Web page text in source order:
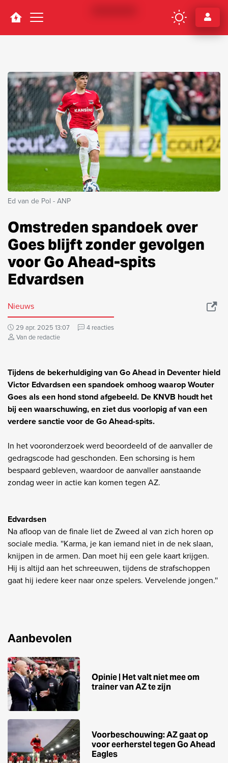
Navigation
Ed van de Pol - ANP
Omstreden spandoek over
Goes blijft zonder gevolgen
voor Go Ahead-spits
Edvardsen
Nieuws
29 apr. 2025 13:07
4 reacties
Van de redactie
Tijdens de bekerhuldiging van Go Ahead in Deventer hield
Victor Edvardsen een spandoek omhoog waarop Wouter
Goes als een hond stond afgebeeld. De KNVB houdt het
bij een waarschuwing, en ziet dus voorlopig af van een
verdere sanctie voor de Go Ahead-spits.
In het vooronderzoek werd beoordeeld of de aanvaller de
gedragscode had geschonden. Een schorsing is hem
bespaard gebleven, waardoor de aanvaller aanstaande
zondag weer in actie kan komen tegen AZ.
Edvardsen
Na afloop van de finale liet de Zweed al van zich horen op
sociale media. ''Karma, je kan iemand niet in de nek slaan,
knijpen in de armen. Dan moet hij een gele kaart krijgen.
Hij is altijd aan het schreeuwen, tijdens de strafschoppen
gaat hij iedere keer naar onze spelers. Vervelende jongen.''
Aanbevolen
Opinie | Het valt niet mee om
trainer van AZ te zijn
Voorbeschouwing: AZ gaat op
voor eerherstel tegen Go Ahead
Eagles